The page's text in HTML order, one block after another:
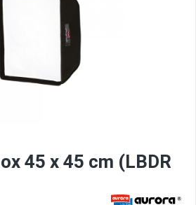
45 x 45 cm (LBDR